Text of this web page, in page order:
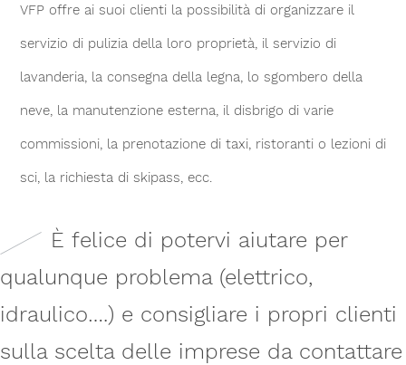
VFP offre ai suoi clienti la possibilità di organizzare il
servizio di pulizia della loro proprietà, il servizio di
lavanderia, la consegna della legna, lo sgombero della
neve, la manutenzione esterna, il disbrigo di varie
commissioni, la prenotazione di taxi, ristoranti o lezioni di
sci, la richiesta di skipass, ecc.
È felice di potervi aiutare per
qualunque problema (elettrico,
idraulico….) e consigliare i propri clienti
sulla scelta delle imprese da contattare